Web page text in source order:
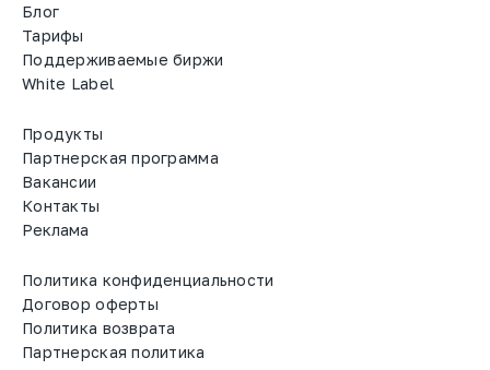
Блог
Тарифы
Поддерживаемые биржи
White Label
Продукты
Партнерская программа
Вакансии
Контакты
Реклама
Политика конфиденциальности
Договор оферты
Политика возврата
Партнерская политика